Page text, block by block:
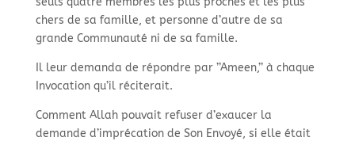
chers de sa famille, et personne d’autre de sa
grande Communauté ni de sa famille.
Il leur demanda de répondre par ’’Ameen,’’ à chaque
Invocation qu’il réciterait.
Comment Allah pouvait refuser d’exaucer la
demande d’imprécation de Son Envoyé, si elle était